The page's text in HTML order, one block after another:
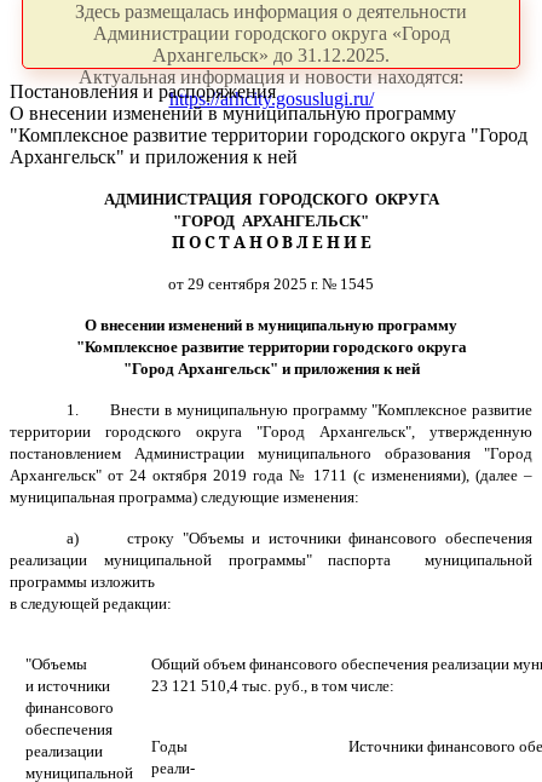
Здесь размещалась информация о деятельности
Администрации городского округа «Город
Архангельск» до 31.12.2025.
Актуальная информация и новости находятся:
https://arhcity.gosuslugi.ru/
Постановления и распоряжения
О внесении изменений в муниципальную программу
"Комплексное развитие территории городского округа "Город
Архангельск" и приложения к ней
АДМИНИСТРАЦИЯ ГОРОДСКОГО ОКРУГА
"ГОРОД АРХАНГЕЛЬСК"
П О С Т А Н О В Л Е Н И Е
от 29 сентября 2025 г. № 1545
О внесении изменений в муниципальную программу
"Комплексное развитие территории городского округа
"Город Архангельск" и приложения к ней
1. Внести в муниципальную программу "Комплексное развитие
территории городского округа "Город Архангельск", утвержденную
постановлением Администрации муниципального образования "Город
Архангельск" от 24 октября 2019 года № 1711 (с изменениями), (далее –
муниципальная программа) следующие изменения:
а) строку "Объемы и источники финансового обеспечения
реализации муниципальной программы" паспорта муниципальной
программы изложить
в следующей редакции:
"Объемы
и источники
финансового
обеспечения
реализации
муниципальной
Общий объем финансового обеспечения реализации
23 121 510,4 тыс. руб., в том числе:
Годы
реали-
Источники финансового